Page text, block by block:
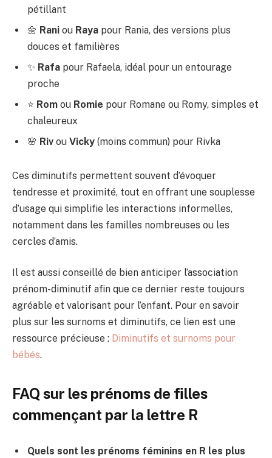
pétillant
🌼 Rani ou Raya pour Rania, des versions plus
douces et familières
✨ Rafa pour Rafaela, idéal pour un entourage
proche
⭐ Rom ou Romie pour Romane ou Romy, simples et
chaleureux
🌸 Riv ou Vicky (moins commun) pour Rivka
Ces diminutifs permettent souvent d’évoquer
tendresse et proximité, tout en offrant une souplesse
d’usage qui simplifie les interactions informelles,
notamment dans les familles nombreuses ou les
cercles d’amis.
Il est aussi conseillé de bien anticiper l’association
prénom-diminutif afin que ce dernier reste toujours
agréable et valorisant pour l’enfant. Pour en savoir
plus sur les surnoms et diminutifs, ce lien est une
ressource précieuse : Diminutifs et surnoms pour
bébés.
FAQ sur les prénoms de filles
commençant par la lettre R
Quels sont les prénoms féminins en R les plus